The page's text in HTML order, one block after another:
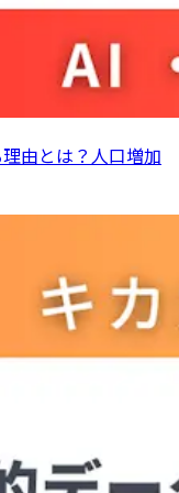
由とは？人口増加